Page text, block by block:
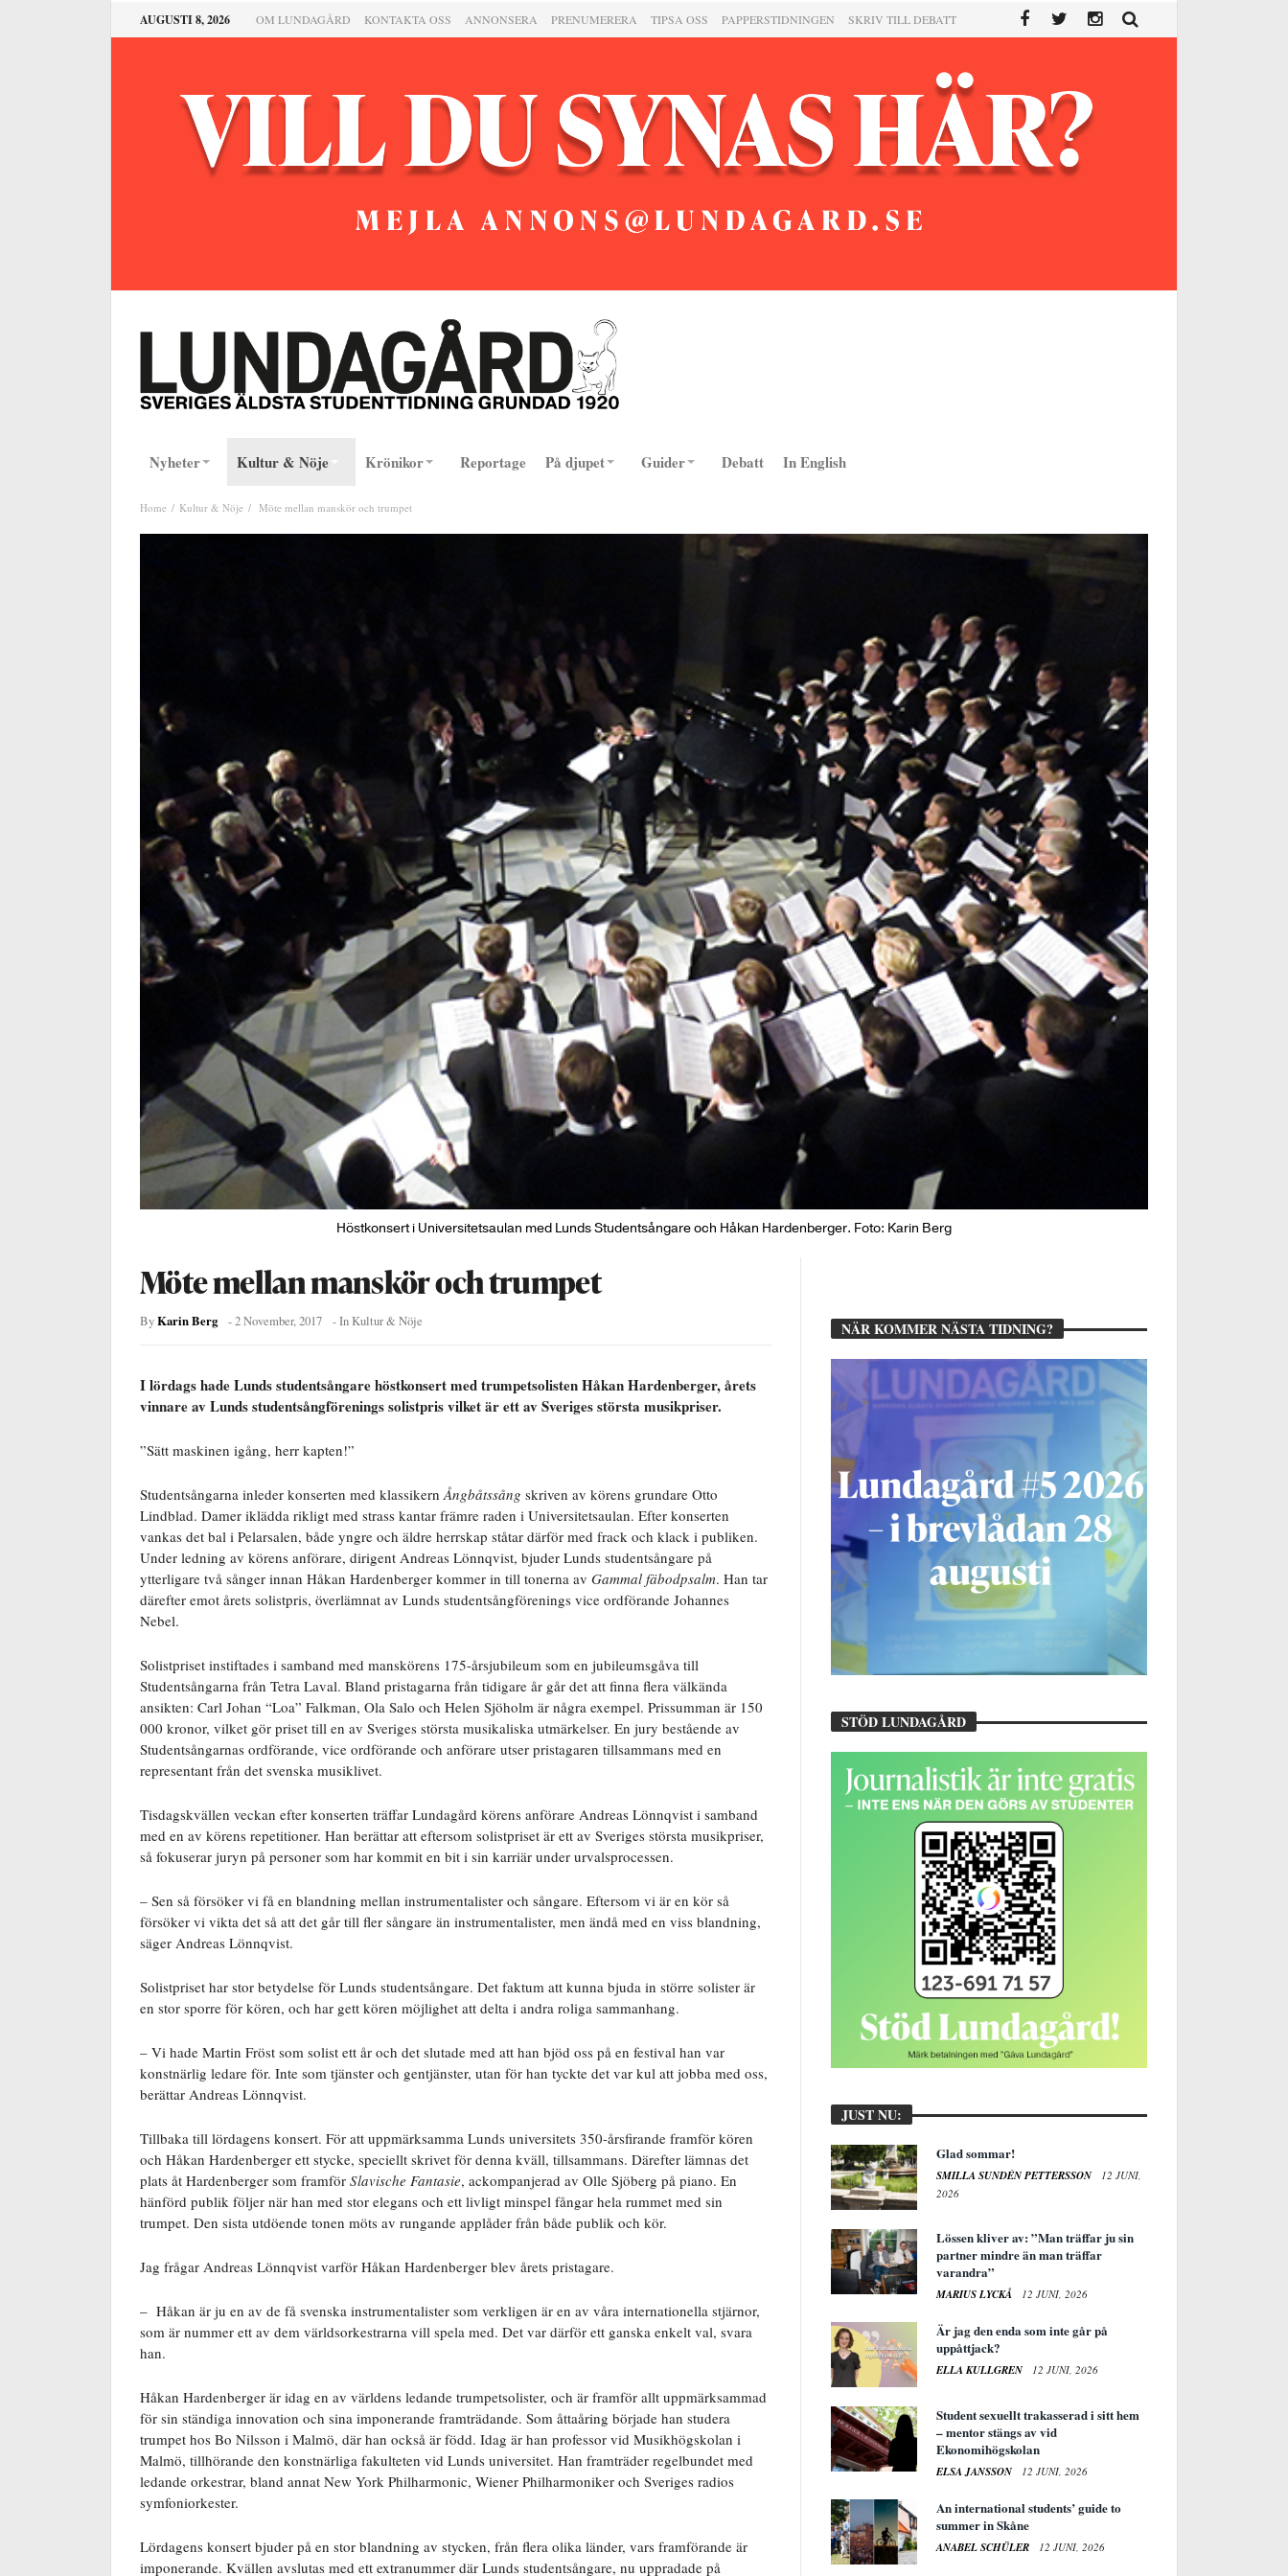
AUGUSTI 8, 2026 OM LUNDAGÅRD KONTAKTA OSS ANNONSERA PRENUMERERA TIPSA OSS PAPPERSTIDNINGEN SKRIV TILL DEBATT
Nyheter Kultur & Nöje Krönikor Reportage På djupet Guider Debatt In English
Home Kultur & Nöje Möte mellan manskör och trumpet
Höstkonsert i Universitetsaulan med Lunds Studentsångare och Håkan Hardenberger. Foto: Karin Berg
Möte mellan manskör och trumpet
ByKarin Berg -2 November, 2017 - In Kultur & Nöje
I lördags hade Lunds studentsångare höstkonsert med trumpetsolisten Håkan Hardenberger, årets
vinnare av Lunds studentsångförenings solistpris vilket är ett av Sveriges största musikpriser.
”Sätt maskinen igång, herr kapten!”
Studentsångarna inleder konserten med klassikern Ångbåtssång skriven av körens grundare Otto
Lindblad. Damer iklädda rikligt med strass kantar främre raden i Universitetsaulan. Efter konserten
vankas det bal i Pelarsalen, både yngre och äldre herrskap ståtar därför med frack och klack i publiken.
Under ledning av körens anförare, dirigent Andreas Lönnqvist, bjuder Lunds studentsångare på
ytterligare två sånger innan Håkan Hardenberger kommer in till tonerna av Gammal fäbodpsalm. Han tar
därefter emot årets solistpris, överlämnat av Lunds studentsångförenings vice ordförande Johannes
Nebel.
Solistpriset instiftades i samband med manskörens 175-årsjubileum som en jubileumsgåva till
Studentsångarna från Tetra Laval. Bland pristagarna från tidigare år går det att finna flera välkända
ansikten: Carl Johan “Loa” Falkman, Ola Salo och Helen Sjöholm är några exempel. Prissumman är 150
000 kronor, vilket gör priset till en av Sveriges största musikaliska utmärkelser. En jury bestående av
Studentsångarnas ordförande, vice ordförande och anförare utser pristagaren tillsammans med en
representant från det svenska musiklivet.
Tisdagskvällen veckan efter konserten träffar Lundagård körens anförare Andreas Lönnqvist i samband
med en av körens repetitioner. Han berättar att eftersom solistpriset är ett av Sveriges största musikpriser,
så fokuserar juryn på personer som har kommit en bit i sin karriär under urvalsprocessen.
– Sen så försöker vi få en blandning mellan instrumentalister och sångare. Eftersom vi är en kör så
försöker vi vikta det så att det går till fler sångare än instrumentalister, men ändå med en viss blandning,
säger Andreas Lönnqvist.
Solistpriset har stor betydelse för Lunds studentsångare. Det faktum att kunna bjuda in större solister är
en stor sporre för kören, och har gett kören möjlighet att delta i andra roliga sammanhang.
– Vi hade Martin Fröst som solist ett år och det slutade med att han bjöd oss på en festival han var
konstnärlig ledare för. Inte som tjänster och gentjänster, utan för han tyckte det var kul att jobba med oss,
berättar Andreas Lönnqvist.
Tillbaka till lördagens konsert. För att uppmärksamma Lunds universitets 350-årsfirande framför kören
och Håkan Hardenberger ett stycke, speciellt skrivet för denna kväll, tillsammans. Därefter lämnas det
plats åt Hardenberger som framför Slavische Fantasie, ackompanjerad av Olle Sjöberg på piano. En
hänförd publik följer när han med stor elegans och ett livligt minspel fångar hela rummet med sin
trumpet. Den sista utdöende tonen möts av rungande applåder från både publik och kör.
Jag frågar Andreas Lönnqvist varför Håkan Hardenberger blev årets pristagare.
– Håkan är ju en av de få svenska instrumentalister som verkligen är en av våra internationella stjärnor,
som är nummer ett av dem världsorkestrarna vill spela med. Det var därför ett ganska enkelt val, svara
han.
Håkan Hardenberger är idag en av världens ledande trumpetsolister, och är framför allt uppmärksammad
för sin ständiga innovation och sina imponerande framträdande. Som åttaåring började han studera
trumpet hos Bo Nilsson i Malmö, där han också är född. Idag är han professor vid Musikhögskolan i
Malmö, tillhörande den konstnärliga fakulteten vid Lunds universitet. Han framträder regelbundet med
ledande orkestrar, bland annat New York Philharmonic, Wiener Philharmoniker och Sveriges radios
symfoniorkester.
Lördagens konsert bjuder på en stor blandning av stycken, från flera olika länder, vars framförande är
imponerande. Kvällen avslutas med ett extranummer där Lunds studentsångare, nu uppradade på
NÄR KOMMER NÄSTA TIDNING?
STÖD LUNDAGÅRD
JUST NU:
Glad sommar!
SMILLA SUNDÉN PETTERSSON
12 JUNI,
2026
Lössen kliver av: ”Man träffar ju sin
partner mindre än man träffar
varandra”
MARIUS LYCKÅ 12 JUNI, 2026
Är jag den enda som inte går på
uppåttjack?
ELLA KULLGREN 12 JUNI, 2026
Student sexuellt trakasserad i sitt hem
– mentor stängs av vid
Ekonomihögskolan
ELSA JANSSON 12 JUNI, 2026
An international students’ guide to
summer in Skåne
ANABEL SCHÜLER 12 JUNI, 2026